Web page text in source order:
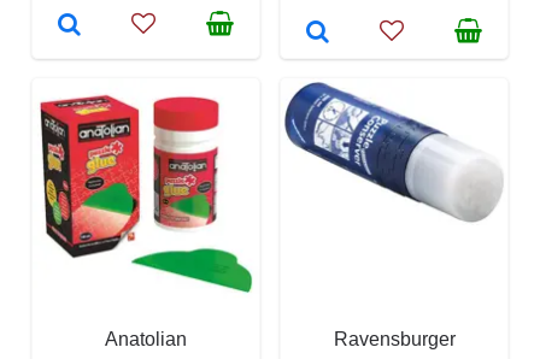
Anatolian Ravensburger